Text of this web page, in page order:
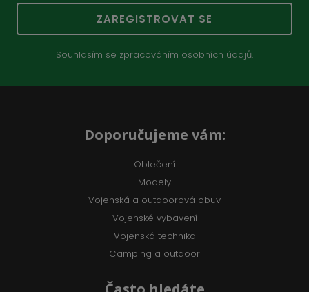
ZAREGISTROVAT SE
Souhlasím se zpracováním osobních údajů.
Doporučujeme vám:
Oblečení
Modely
Vojenská a outdoorová obuv
Vojenské vybavení
Vojenská technika
Camping a outdoor